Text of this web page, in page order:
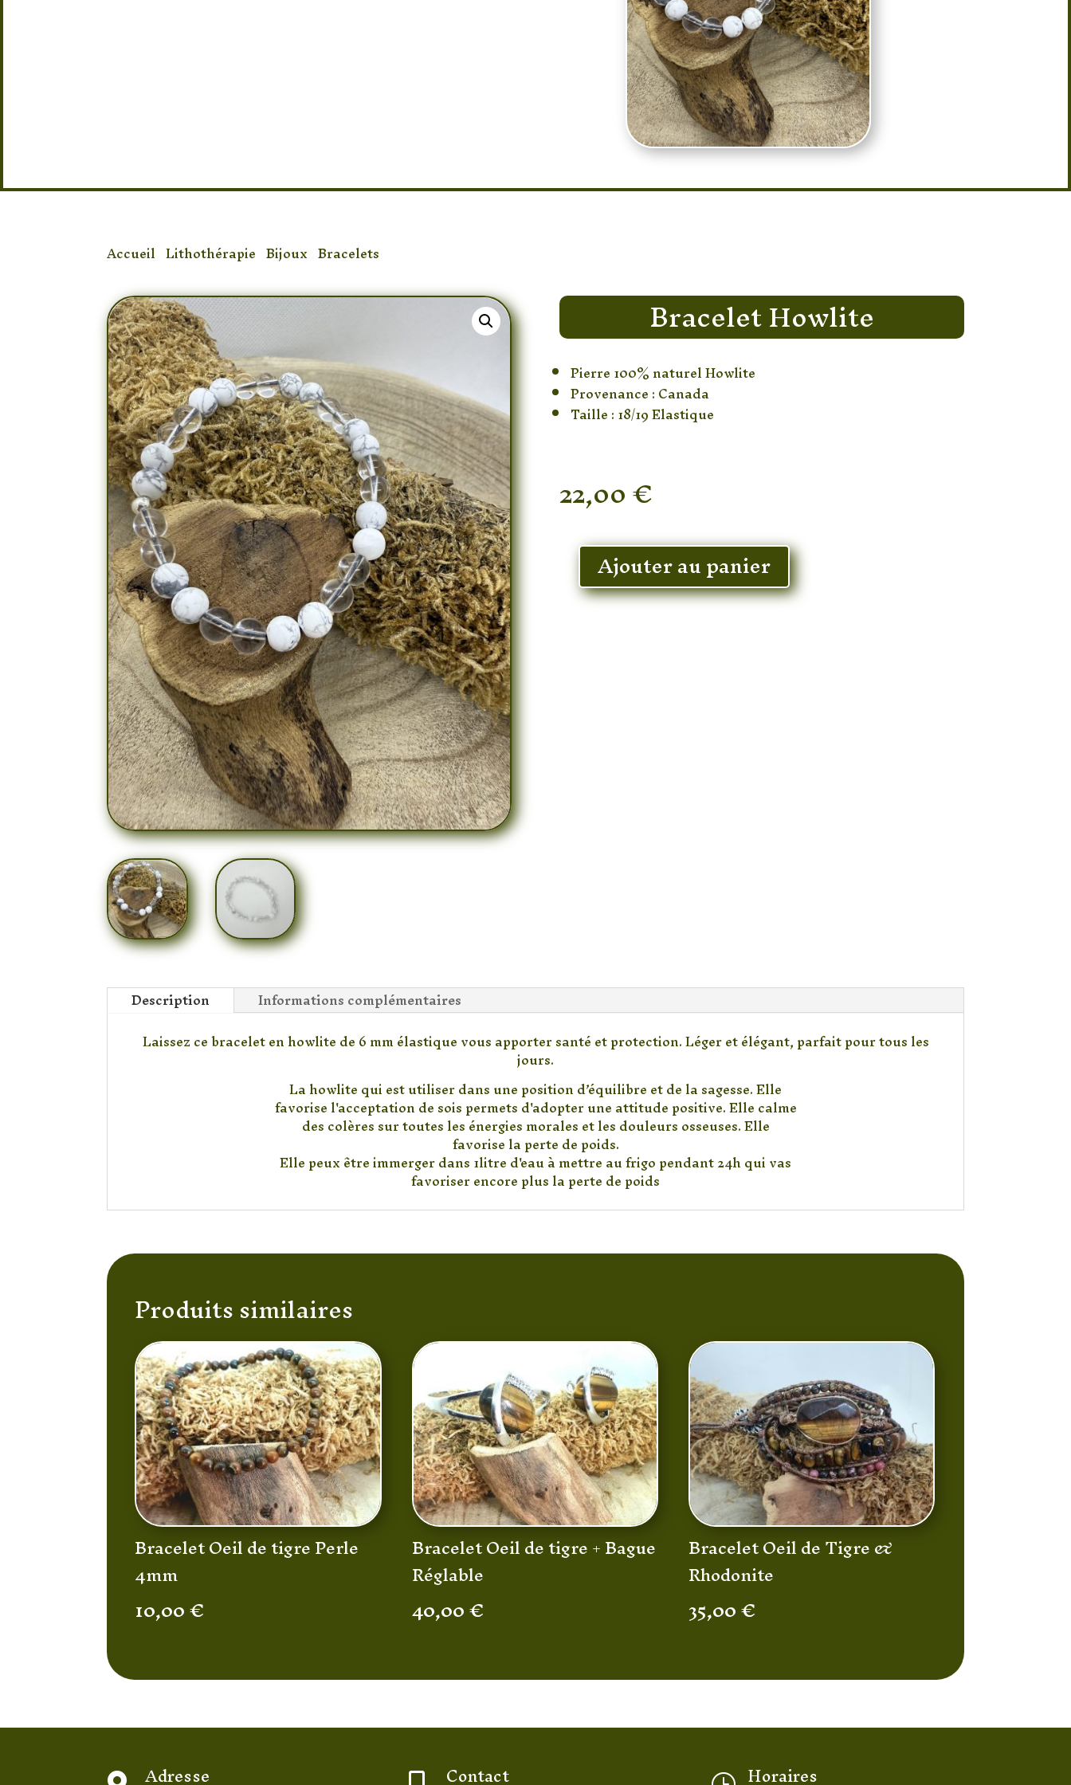
Accueil /Lithothérapie /Bijoux /Bracelets
Bracelet Howlite
Pierre 100% naturel Howlite
Provenance : Canada
Taille : 18/19 Elastique
22,00€
En stock
quantité
Bracelet
Ajouter au panier
Description
Informations complémentaires
Laissez ce bracelet en howlite de 6 mm élastique vous apporter santé et protection. Léger et élégant, parfait pour tous les
jours.
La howlite qui est utiliser dans une position d’équilibre et de la sagesse. Elle
favorise l'acceptation de sois permets d'adopter une attitude positive. Elle calme
des colères sur toutes les énergies morales et les douleurs osseuses. Elle
favorise la perte de poids.
Elle peux être immerger dans 1litre d'eau à mettre au frigo pendant 24h qui vas
favoriser encore plus la perte de poids
Produits similaires
Bracelet Oeil de tigre Perle
4mm
10,00€
Bracelet Oeil de tigre + Bague
Réglable
40,00€
Bracelet Oeil de Tigre &
Rhodonite
35,00€
Adresse Contact Horaires